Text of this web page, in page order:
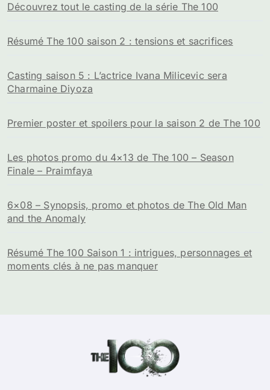
Découvrez tout le casting de la série The 100
Résumé The 100 saison 2 : tensions et sacrifices
Casting saison 5 : L’actrice Ivana Milicevic sera
Charmaine Diyoza
Premier poster et spoilers pour la saison 2 de The 100
Les photos promo du 4×13 de The 100 – Season
Finale – Praimfaya
6×08 – Synopsis, promo et photos de The Old Man
and the Anomaly
Résumé The 100 Saison 1 : intrigues, personnages et
moments clés à ne pas manquer